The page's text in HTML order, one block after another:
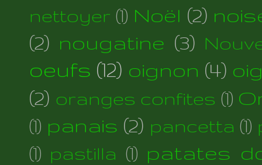
nettoyer (1) Noël (2)
(2) nougatine (3)
oeufs (12) oignon (4)
(2) oranges confites (1)
(1) panais (2) pancetta (1)
(1) pastilla (1) patates